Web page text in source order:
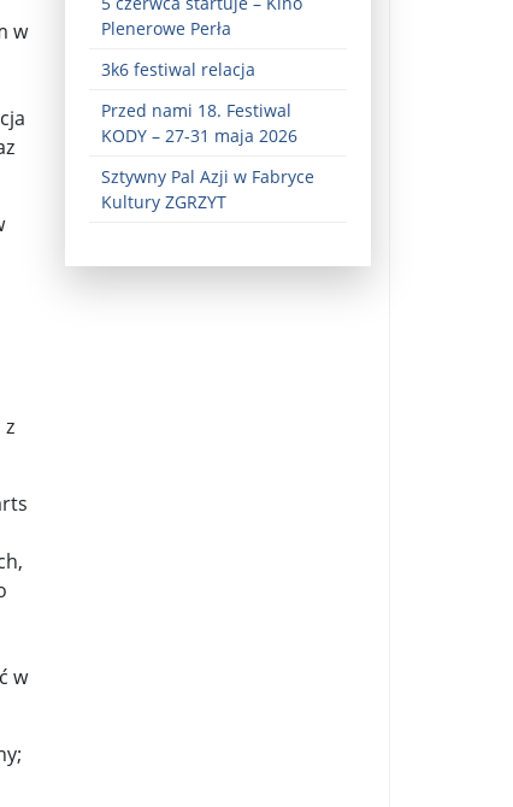
...
...
są historyczne śledztwa ...
Paluckas odchodz ...
wystąpią na Off ...
...
w
z
w
Plenerowe Perła
3k6 festiwal relacja
Przed nami 18. Festiwal
KODY – 27-31 maja 2026
Sztywny Pal Azji w Fabryce
Kultury ZGRZYT